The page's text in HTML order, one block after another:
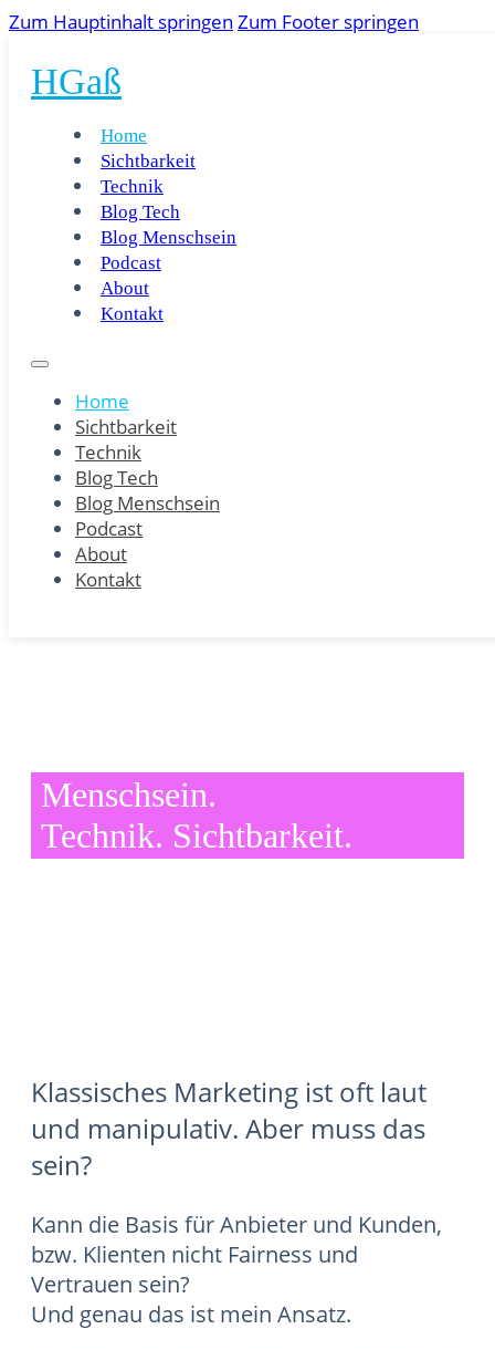
Zum Hauptinhalt springen Zum Footer springen
HGaß
Home
Sichtbarkeit
Technik
Blog Tech
Blog Menschsein
Podcast
About
Kontakt
Home
Sichtbarkeit
Technik
Blog Tech
Blog Menschsein
Podcast
About
Kontakt
Menschsein.
Technik. Sichtbarkeit.
Klassisches Marketing ist oft laut
und manipulativ. Aber muss das
sein?
Kann die Basis für Anbieter und Kunden,
bzw. Klienten nicht Fairness und
Vertrauen sein?
Und genau das ist mein Ansatz.